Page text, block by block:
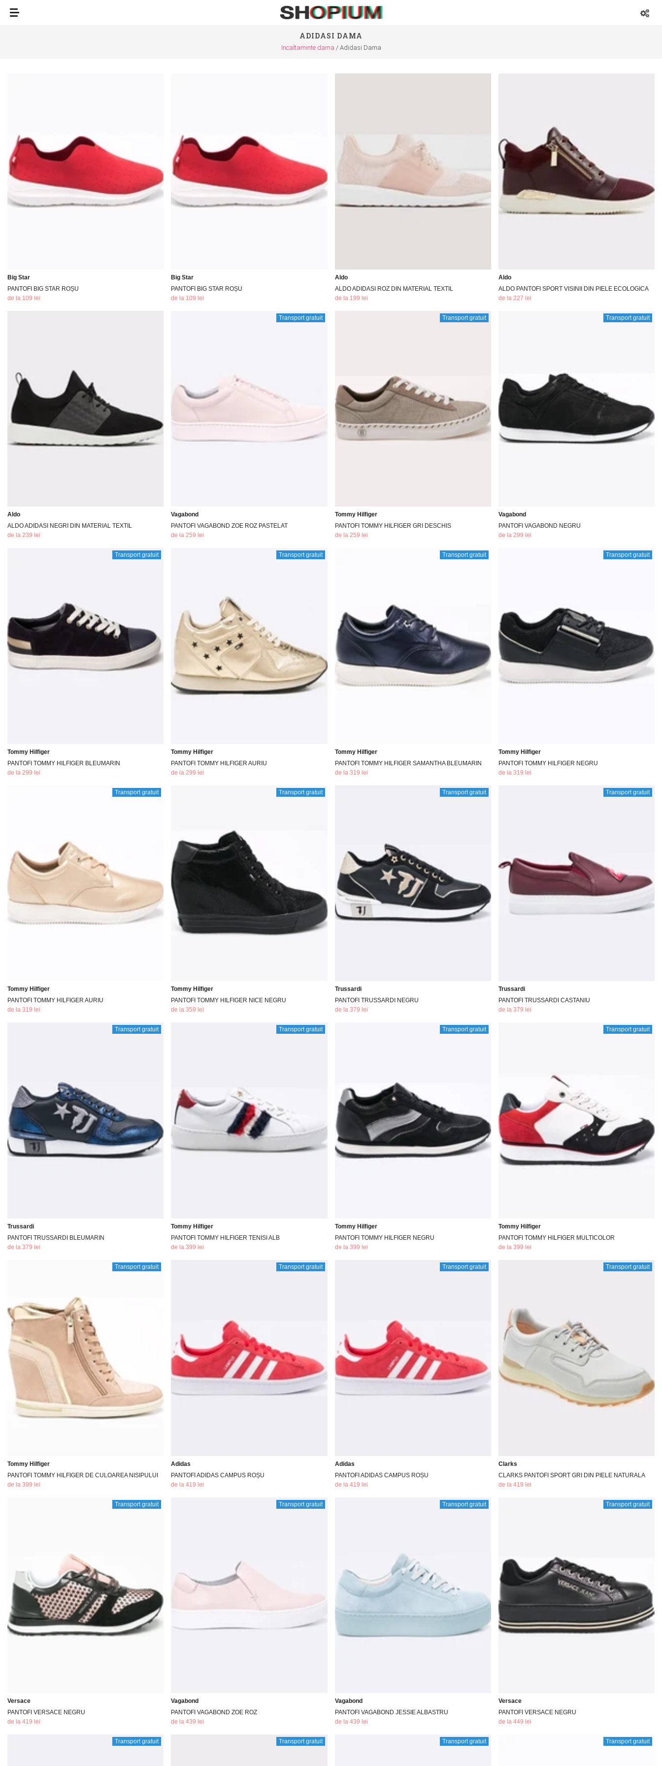
ADIDASI DAMA
Incaltaminte dama Adidasi Dama
Big Star
PANTOFI BIG STAR ROȘU
de la 109 lei
Big Star
PANTOFI BIG STAR ROȘU
de la 109 lei
Aldo
ALDO ADIDASI ROZ DIN MATERIAL TEXTIL
de la 199 lei
Aldo
ALDO PANTOFI SPORT VISINII DIN PIELE ECOLOGICA
de la 227 lei
Aldo
ALDO ADIDASI NEGRI DIN MATERIAL TEXTIL
de la 239 lei
Transport gratuit
Vagabond
PANTOFI VAGABOND ZOE ROZ PASTELAT
de la 259 lei
Transport gratuit
Tommy Hilfiger
PANTOFI TOMMY HILFIGER GRI DESCHIS
de la 259 lei
Transport gratuit
Vagabond
PANTOFI VAGABOND NEGRU
de la 299 lei
Transport gratuit
Tommy Hilfiger
PANTOFI TOMMY HILFIGER BLEUMARIN
de la 299 lei
Transport gratuit
Tommy Hilfiger
PANTOFI TOMMY HILFIGER AURIU
de la 299 lei
Transport gratuit
Tommy Hilfiger
PANTOFI TOMMY HILFIGER SAMANTHA BLEUMARIN
de la 319 lei
Transport gratuit
Tommy Hilfiger
PANTOFI TOMMY HILFIGER NEGRU
de la 319 lei
Transport gratuit
Tommy Hilfiger
PANTOFI TOMMY HILFIGER AURIU
de la 319 lei
Transport gratuit
Tommy Hilfiger
PANTOFI TOMMY HILFIGER NICE NEGRU
de la 359 lei
Transport gratuit
Trussardi
PANTOFI TRUSSARDI NEGRU
de la 379 lei
Transport gratuit
Trussardi
PANTOFI TRUSSARDI CASTANIU
de la 379 lei
Transport gratuit
Trussardi
PANTOFI TRUSSARDI BLEUMARIN
de la 379 lei
Transport gratuit
Tommy Hilfiger
PANTOFI TOMMY HILFIGER TENISI ALB
de la 399 lei
Transport gratuit
Tommy Hilfiger
PANTOFI TOMMY HILFIGER NEGRU
de la 399 lei
Transport gratuit
Tommy Hilfiger
PANTOFI TOMMY HILFIGER MULTICOLOR
de la 399 lei
Transport gratuit
Tommy Hilfiger
PANTOFI TOMMY HILFIGER DE CULOAREA NISIPULUI
de la 399 lei
Transport gratuit
Adidas
PANTOFI ADIDAS CAMPUS ROȘU
de la 419 lei
Transport gratuit
Adidas
PANTOFI ADIDAS CAMPUS ROȘU
de la 419 lei
Transport gratuit
Clarks
CLARKS PANTOFI SPORT GRI DIN PIELE NATURALA
de la 419 lei
Transport gratuit
Versace
PANTOFI VERSACE NEGRU
de la 419 lei
Transport gratuit
Vagabond
PANTOFI VAGABOND ZOE ROZ
de la 439 lei
Transport gratuit
Vagabond
PANTOFI VAGABOND JESSIE ALBASTRU
de la 439 lei
Transport gratuit
Versace
PANTOFI VERSACE NEGRU
de la 449 lei
Transport gratuit Transport gratuit Transport gratuit Transport gratuit